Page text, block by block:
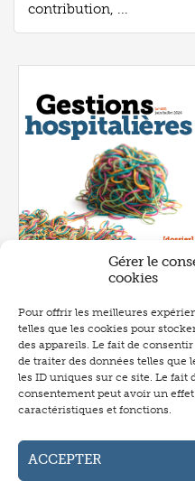
Gérer le
cookies
Pour offrir les meilleures
telles que les cookies pour
des appareils. Le fait de
de traiter des données telles
les ID uniques sur ce site. Le fait
consentement peut avoir un
caractéristiques et fonctions.
ACCEPTER
contribution, ...
Numéro 657- juin 2026
Annonceurs